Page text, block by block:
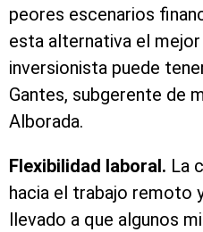
peores escenarios
esta alternativa el
inversionista puede
Gantes, subgerente de
Alborada.
Flexibilidad laboral. La
hacia el trabajo remoto
llevado a que algunos